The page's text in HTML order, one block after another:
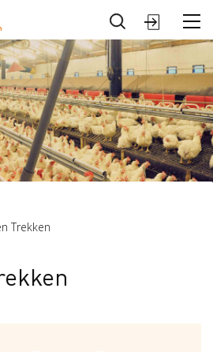
Sluiten
Trekken